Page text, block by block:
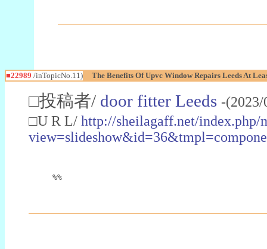
■22989 /inTopicNo.11) The Benefits Of Upvc Window Repairs Leeds At
□投稿者/ door fitter Leeds -
□U R L/ http://sheilagaff.net/index.php/
%%